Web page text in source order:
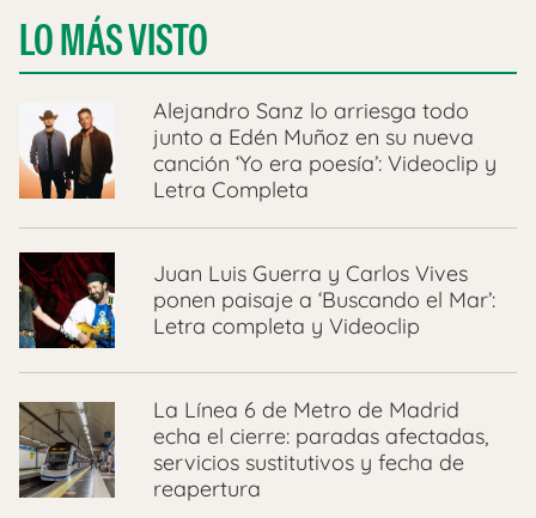
LO MÁS VISTO
Alejandro Sanz lo arriesga todo
junto a Edén Muñoz en su nueva
canción ‘Yo era poesía’: Videoclip y
Letra Completa
Juan Luis Guerra y Carlos Vives
ponen paisaje a ‘Buscando el Mar’:
Letra completa y Videoclip
La Línea 6 de Metro de Madrid
echa el cierre: paradas afectadas,
servicios sustitutivos y fecha de
reapertura